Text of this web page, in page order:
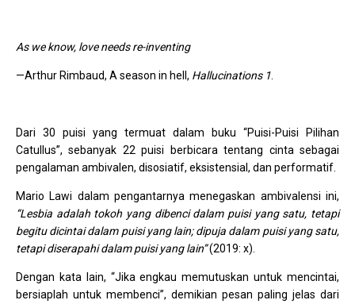
As we know, love needs re-inventing
—Arthur Rimbaud, A season in hell, Hallucinations 1
Dari 30 puisi yang termuat dalam buku “Puisi-Puisi Pilihan
Catullus”, sebanyak 22 puisi berbicara tentang cinta sebagai
pengalaman ambivalen, disosiatif, eksistensial, dan performatif.
Mario Lawi dalam pengantarnya menegaskan ambivalensi ini,
“Lesbia adalah tokoh yang dibenci dalam puisi yang satu, tetapi
begitu dicintai dalam puisi yang lain; dipuja dalam puisi yang satu,
tetapi diserapahi dalam puisi yang lain”(2019: x).
Dengan kata lain, “Jika engkau memutuskan untuk mencintai,
bersiaplah untuk membenci”, demikian pesan paling jelas dari